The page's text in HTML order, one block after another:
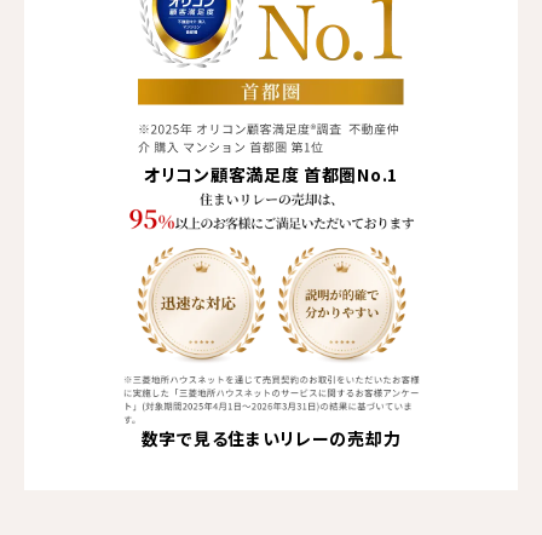
オリコン顧客満足度 首都圏No.1
数字で見る住まいリレーの売却力